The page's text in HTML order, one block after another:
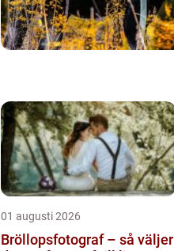
01 augusti 2026
Bröllopsfotograf – så väljer